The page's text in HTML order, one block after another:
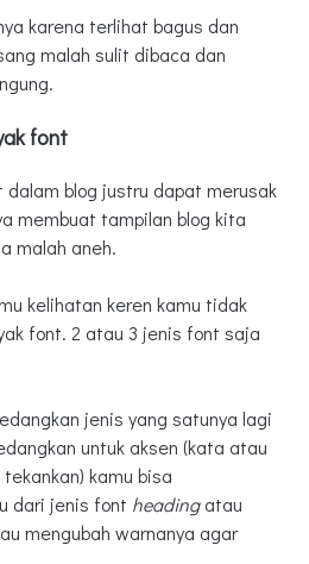
karena terlihat bagus dan
malah sulit dibaca dan
font
dalam blog justru dapat merusak
membuat tampilan blog kita
malah aneh.
kelihatan keren kamu tidak
font. 2 atau 3 jenis font saja
jenis yang satunya lagi
untuk aksen (kata atau
kamu bisa
dari jenis font headingatau
mengubah warnanya agar